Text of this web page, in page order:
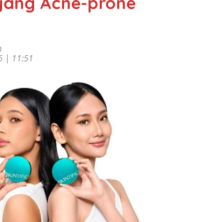
| 11:51